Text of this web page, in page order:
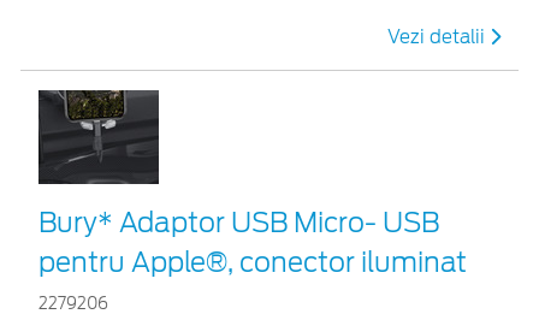
Vezi detalii
Bury* Adaptor USB Micro- USB
pentru Apple®, conector iluminat
2279206